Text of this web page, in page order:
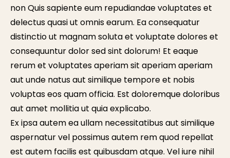
non Quis sapiente eum repudiandae voluptates et
delectus quasi ut omnis earum. Ea consequatur
distinctio ut magnam soluta et voluptate dolores et
consequuntur dolor sed sint dolorum! Et eaque
rerum et voluptates aperiam sit aperiam aperiam
aut unde natus aut similique tempore et nobis
voluptas eos quam officia. Est doloremque doloribus
aut amet mollitia ut quia explicabo.
Ex ipsa autem ea ullam necessitatibus aut similique
aspernatur vel possimus autem rem quod repellat
est autem facilis est quibusdam atque. Vel iure nihil